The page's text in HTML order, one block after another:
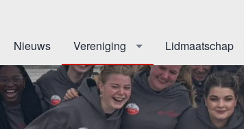
Nieuws Vereniging Lidmaatschap